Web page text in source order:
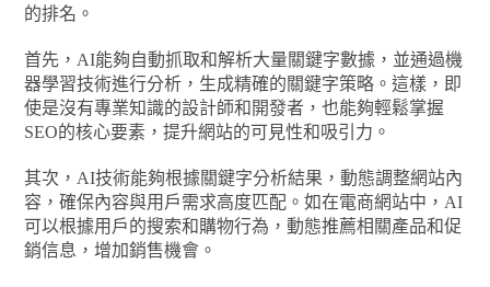
的排名。
首先，AI能夠自動抓取和解析大量關鍵字數據，並通過機
器學習技術進行分析，生成精確的關鍵字策略。這樣，即
使是沒有專業知識的設計師和開發者，也能夠輕鬆掌握
SEO的核心要素，提升網站的可見性和吸引力。
其次，AI技術能夠根據關鍵字分析結果，動態調整網站內
容，確保內容與用戶需求高度匹配。如在電商網站中，AI
可以根據用戶的搜索和購物行為，動態推薦相關產品和促
銷信息，增加銷售機會。